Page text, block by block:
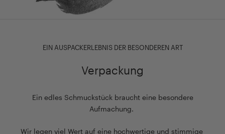
EIN AUSPACKERLEBNIS DER BESONDEREN ART
Verpackung
Ein edles Schmuckstück braucht eine besondere
Aufmachung.
Wir legen viel Wert auf eine hochwertige und stimmige